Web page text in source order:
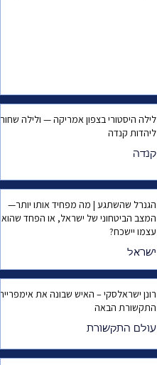
לילה היסטורי בצפון אמריקה — ולילה שחור
ליהדות קנדה
קנדה
הגנרל שהשתגע | מה מפחיד אותו יותר—
המצב הביטחוני של ישראל, או הפחד שהוא
עצמו יישכח?
ישראל
רונן ישראלסקי – האיש שבונה את
התקשורת הבאה
עולם התקשורת